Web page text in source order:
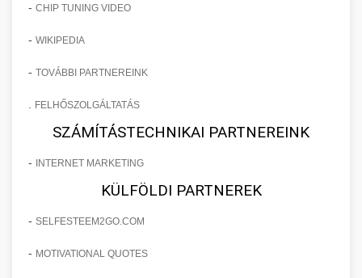
- CHIP TUNING VIDEO
- WIKIPEDIA
- TOVÁBBI PARTNEREINK
FELHŐSZOLGÁLTATÁS
SZÁMÍTÁSTECHNIKAI PARTNEREINK
- INTERNET MARKETING
KÜLFÖLDI PARTNEREK
- SELFESTEEM2GO.COM
- MOTIVATIONAL QUOTES